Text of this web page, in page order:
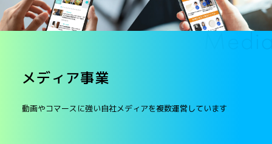
メディア事業
動画やコマースに強い自社メディアを複数運営しています